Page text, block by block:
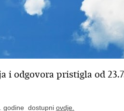
odgovora pristigla od
godine dostupni ovdje.